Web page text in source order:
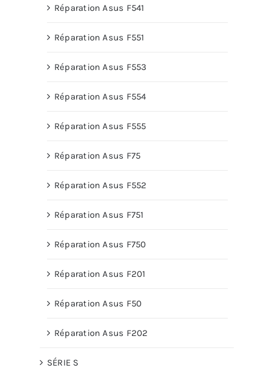
Réparation Asus F541
Réparation Asus F551
Réparation Asus F553
Réparation Asus F554
Réparation Asus F555
Réparation Asus F75
Réparation Asus F552
Réparation Asus F751
Réparation Asus F750
Réparation Asus F201
Réparation Asus F50
Réparation Asus F202
SÉRIE S